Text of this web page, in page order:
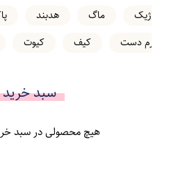
ماژیک
ماگ هدبند
کرم دست
کیف کیوت
سبد خرید
هیچ محصولی در سبد